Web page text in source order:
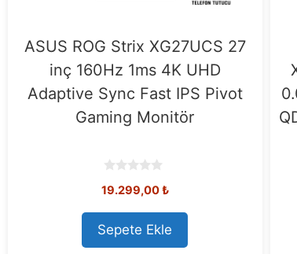
ASUS ROG Strix XG27UCS 27
inç 160Hz 1ms 4K UHD
Adaptive Sync Fast IPS Pivot
Gaming Monitör
o
t
o
f
5
19.299,00₺
Sepete Ekle